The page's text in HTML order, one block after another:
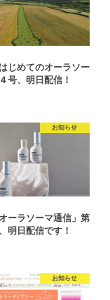
じめてのオーラソー
号、明日配信！
お知らせ
ーラソーマ通信」第
明日配信です！
お知らせ